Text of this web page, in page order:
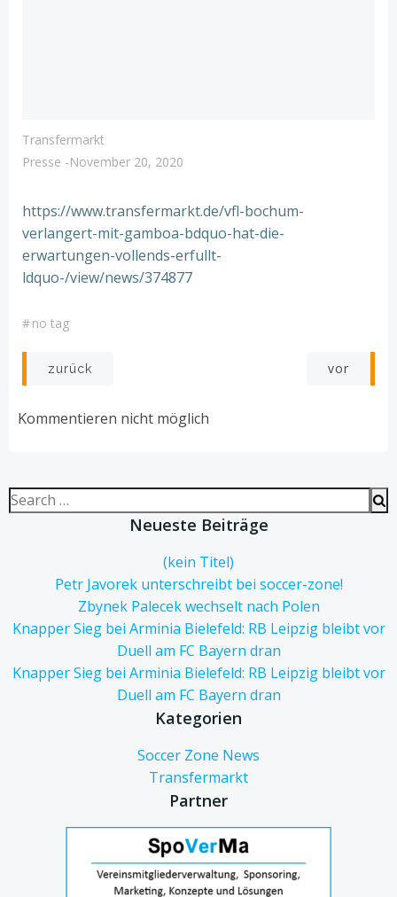
Transfermarkt
Presse -November 20, 2020
https://www.transfermarkt.de/vfl-bochum-
verlangert-mit-gamboa-bdquo-hat-die-
erwartungen-vollends-erfullt-
ldquo-/view/news/374877
#no tag
Post
navigation
zurück
navigation
vor
Kommentieren nicht möglich
Search
for:
Neueste Beiträge
(kein Titel)
Petr Javorek unterschreibt bei soccer-zone!
Zbynek Palecek wechselt nach Polen
Knapper Sieg bei Arminia Bielefeld: RB Leipzig bleibt vor
Duell am FC Bayern dran
Knapper Sieg bei Arminia Bielefeld: RB Leipzig bleibt vor
Duell am FC Bayern dran
Kategorien
Soccer Zone News
Transfermarkt
Partner